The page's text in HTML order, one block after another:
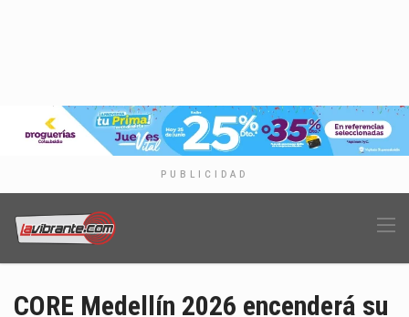
PUBLICIDAD
CORE Medellín 2026 encenderá su